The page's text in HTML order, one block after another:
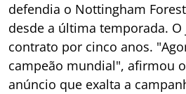
defendia o Nottingham
desde a última temporada.
contrato por cinco anos.
campeão mundial", afirmou
anúncio que exalta a